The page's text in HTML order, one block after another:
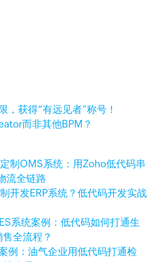
，获得“有远见者”称号！
而非其他BPM？
制OMS系统：用Zoho低代码串
流全链路
开发ERP系统？低代码开发实战
系统案例：低代码如何打通生
全流程？
例：油气企业用低代码打通检